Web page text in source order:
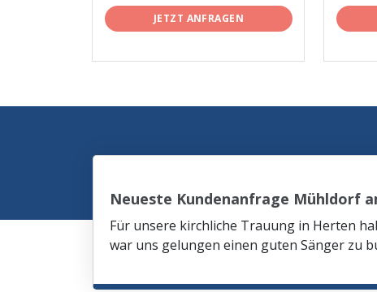
JETZT ANFRAGEN
Neueste Kundenanfrage Mühldorf
Für unsere kirchliche Trauung in Herten
war uns gelungen einen guten Sänger zu